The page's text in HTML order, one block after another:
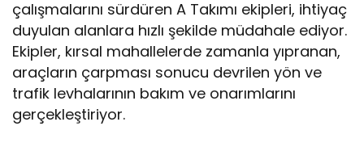
çalışmalarını sürdüren A Takımı ekipleri, ihtiyaç
duyulan alanlara hızlı şekilde müdahale ediyor.
Ekipler, kırsal mahallelerde zamanla yıpranan,
araçların çarpması sonucu devrilen yön ve
trafik levhalarının bakım ve onarımlarını
gerçekleştiriyor.